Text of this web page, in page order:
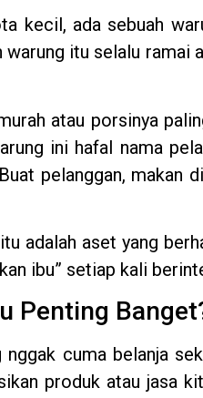
kecil, ada sebuah
itu selalu ramai
atau porsinya
ini hafal nama
pelanggan, makan
adalah aset yang
ibu” setiap kali
Penting
nggak cuma belanja
produk atau jasa